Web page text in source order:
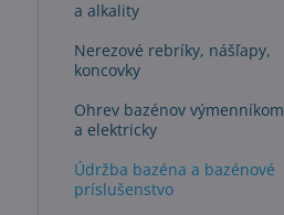
a alkality
Nerezové rebríky, nášľapy,
koncovky
Ohrev bazénov výmenníkom
a elektricky
Údržba bazéna a bazénové
príslušenstvo